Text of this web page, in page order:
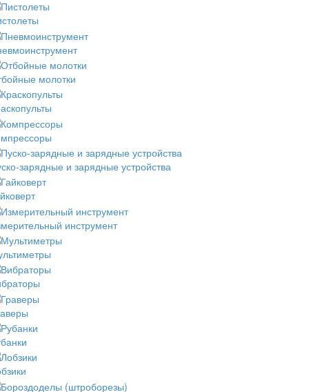
молотки
зарядные и зарядные устройства
инструмент